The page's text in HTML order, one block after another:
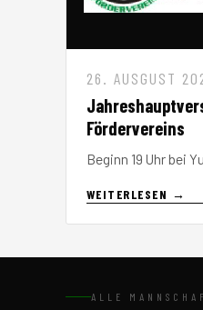
26. AUSGUST
Fördervereins
Beginn 19 Uhr bei
WEITERLESEN →
ALLE